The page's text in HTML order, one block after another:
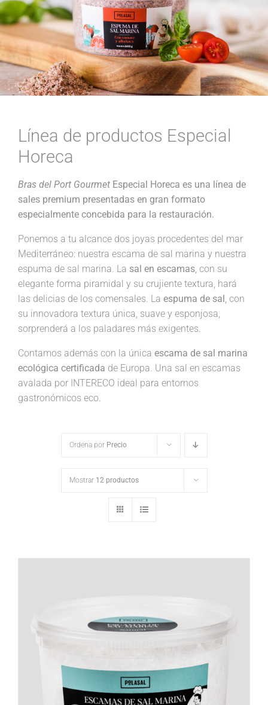
Línea de productos Especial
Horeca
Bras del Port Gourmet Especial Horeca es una línea de
sales premium presentadas en gran formato
especialmente concebida para la restauración.
Ponemos a tu alcance dos joyas procedentes del mar
Mediterráneo: nuestra escama de sal marina y nuestra
espuma de sal marina. La sal en escamas, con su
elegante forma piramidal y su crujiente textura, hará
las delicias de los comensales. La espuma de sal, con
su innovadora textura única, suave y esponjosa,
sorprenderá a los paladares más exigentes.
Contamos además con la única escama de sal marina
ecológica certificada de Europa. Una sal en escamas
avalada por INTERECO ideal para entornos
gastronómicos eco.
Ordena por Precio
Mostrar 12 productos